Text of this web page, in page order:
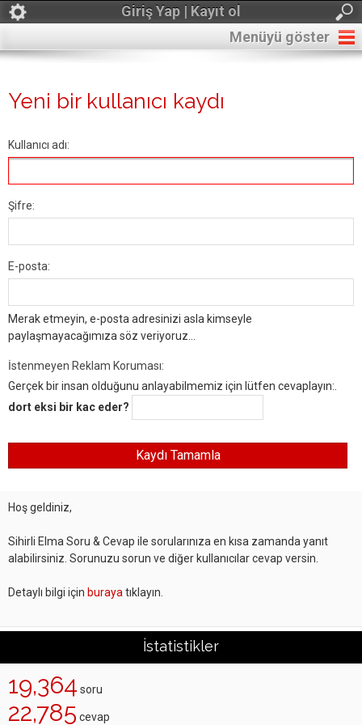
Giriş Yap | Kayıt ol
Menüyü göster
Yeni bir kullanıcı kaydı
Kullanıcı adı:
Şifre:
E-posta:
Merak etmeyin, e-posta adresinizi asla kimseyle
paylaşmayacağımıza söz veriyoruz...
İstenmeyen Reklam Koruması:
Gerçek bir insan olduğunu anlayabilmemiz için lütfen cevaplayın:.
dort eksi bir kac eder?
Hoş geldiniz,
Sihirli Elma Soru & Cevap ile sorularınıza en kısa zamanda yanıt
alabilirsiniz. Sorunuzu sorun ve diğer kullanıcılar cevap versin.
Detaylı bilgi için buraya tıklayın.
İstatistikler
19,364 soru
22,785 cevap